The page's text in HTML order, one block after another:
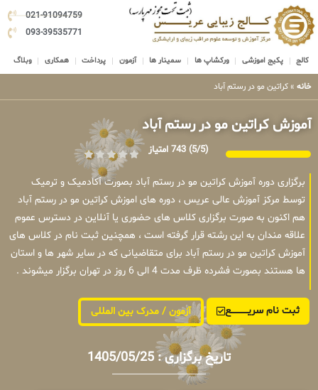
021-91094759
093-39535771
کالج پکیج اموزشی ورکشاپ ها سمینار ها آزمون پرداخت همکاری وبلاگ
خانه » کراتین مو در رستم آباد
آموزش کراتین مو در رستم آباد
(5/5) 743 امتیاز
برگزاری دوره آموزش کراتین مو در رستم آباد بصورت آکادمیک و ترمیک
توسط مرکز آموزش عالی عریس ، دوره های اموزش کراتین مو در رستم آباد
هم اکنون به صورت برگزاری کلاس های حضوری یا آنلاین در دسترس عموم
علاقه مندان به این رشته قرار گرفته است ، همچنین ثبت نام در کلاس های
آموزش کراتین مو در رستم آباد برای متقاضیانی که در سایر شهر ها و استان
ها هستند بصورت فشرده ظرف مدت 4 الی 6 روز در تهران برگزار میشوند .
ثبت نام سریــــــــــــع آزمون / مدرک بین المللی
تاریخ برگزاری : 1405/05/25